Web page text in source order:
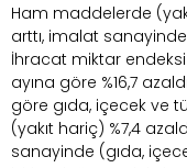
Ham maddelerde
arttı, imalat sanayinde
İhracat miktar endeksi
ayına göre %16,7
göre gıda, içecek ve
(yakıt hariç) %7,4
sanayinde (gıda,